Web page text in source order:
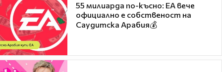
55 милиарда по-късно: EA вече
официално е собственост на
Саудитска Арабия💰